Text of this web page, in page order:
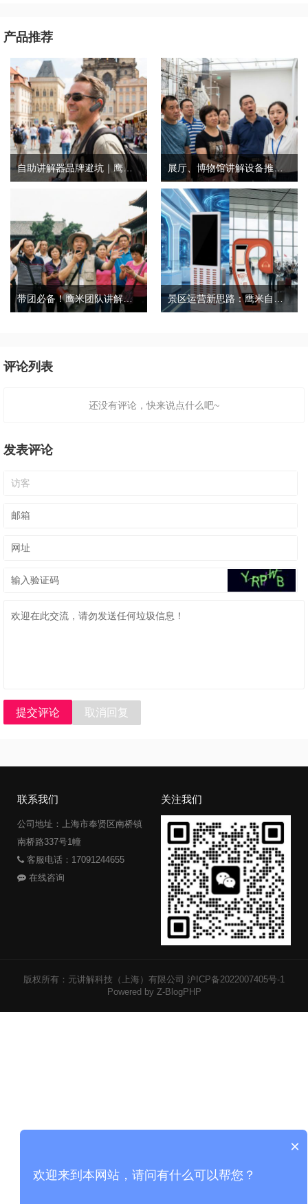
产品推荐
自助讲解器品牌避坑｜鹰米自助讲解器，实测好用不踩雷 展厅、博物馆讲解设备推荐｜分区讲解系统，解决多团队接待核心痛点
带团必备！鹰米团队讲解器，防串音 + 易管理双在线
评论列表
还没有评论，快来说点什么吧~
发表评论
提交评论 取消回复
联系我们
公司地址：上海市奉贤区南桥镇
南桥路337号1幢
客服电话：17091244655
在线咨询
关注我们
版权所有：元讲解科技（上海）有限公司 沪ICP备2022007405号-1
Powered by Z-BlogPHP
×
欢迎来到本网站，请问有什么可以帮您？